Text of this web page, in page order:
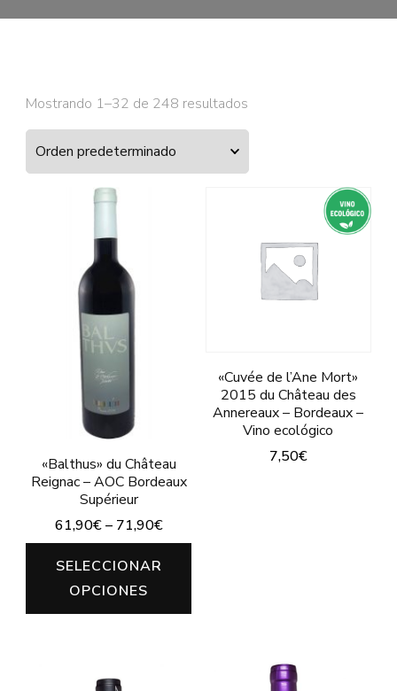
Mostrando 1–32 de 248 resultados
«Balthus» du Château
Reignac – AOC Bordeaux
Supérieur
61,90€– 71,90€
SELECCIONAR
OPCIONES
tiene
«Cuvée de l’Ane Mort»
2015 du Château des
Annereaux – Bordeaux –
Vino ecológico
7,50€
se